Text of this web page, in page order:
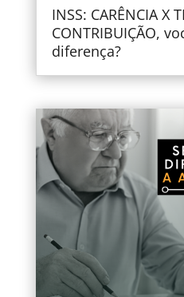
INSS: CARÊNCIA X
CONTRIBUIÇÃO,
diferença?